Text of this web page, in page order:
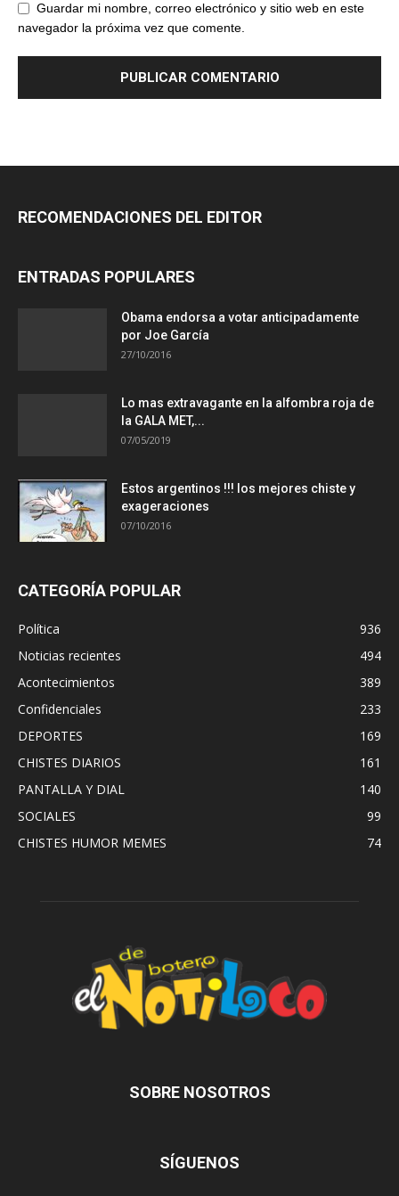
Guardar mi nombre, correo electrónico y sitio web en este
navegador la próxima vez que comente.
RECOMENDACIONES DEL EDITOR
ENTRADAS POPULARES
Obama endorsa a votar anticipadamente
por Joe García
27/10/2016
Lo mas extravagante en la alfombra roja de
la GALA MET,...
07/05/2019
Estos argentinos !!! los mejores chiste y
exageraciones
07/10/2016
CATEGORÍA POPULAR
Política
936
Noticias recientes
494
Acontecimientos
389
Confidenciales
233
DEPORTES
169
CHISTES DIARIOS
161
PANTALLA Y DIAL
140
SOCIALES
99
CHISTES HUMOR MEMES
74
SOBRE NOSOTROS
SÍGUENOS